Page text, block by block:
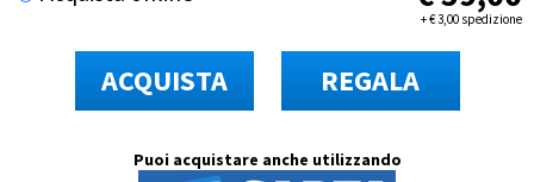
+€3,00 spedizione
ACQUISTA REGALA
Puoi acquistare anche utilizzando